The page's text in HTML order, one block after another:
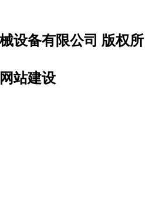
设备有限公司 版权所
站建设